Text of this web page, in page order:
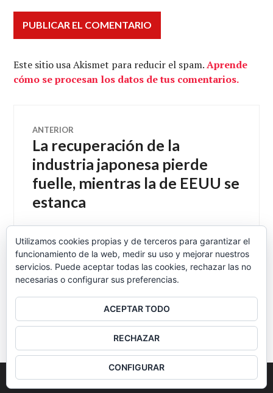
Este sitio usa Akismet para reducir el spam.Aprende
cómo se procesan los datos de tus comentarios.
Navegación
de
entradas
ANTERIOR
Entrada
anterior:
La recuperación de la
industria japonesa pierde
fuelle, mientras la de EEUU se
estanca
SIGUIENTE
Entrada
siguiente:
>Fabricando la duda
BARRA
LATERAL
2026 Colectivo Burbuja
Utilizamos cookies propias y de terceros para garantizar el
funcionamiento de la web, medir su uso y mejorar nuestros
servicios. Puede aceptar todas las cookies, rechazar las no
necesarias o configurar sus preferencias.
ACEPTAR TODO
RECHAZAR
CONFIGURAR